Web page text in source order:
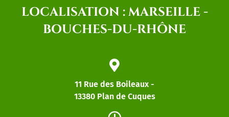
LOCALISATION : MARSEILLE -
BOUCHES-DU-RHÔNE
11 Rue des Boileaux -
13380 Plan de Cuques